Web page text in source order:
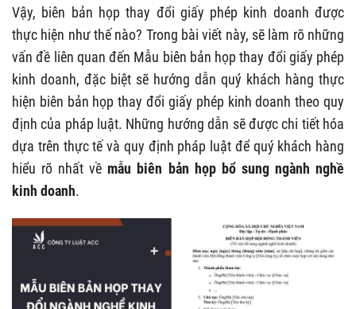
Vậy, biên bản họp thay đổi giấy phép kinh doanh được
thực hiện như thế nào? Trong bài viết này, sẽ làm rõ những
vấn đề liên quan đến Mẫu biên bản họp thay đổi giấy phép
kinh doanh, đặc biệt sẽ hướng dẫn quý khách hàng thực
hiện biên bản họp thay đổi giấy phép kinh doanh theo quy
định của pháp luật. Những hướng dẫn sẽ được chi tiết hóa
dựa trên thực tế và quy định pháp luật để quý khách hàng
hiểu rõ nhất về mẫu biên bản họp bổ sung ngành nghề
kinh doanh.